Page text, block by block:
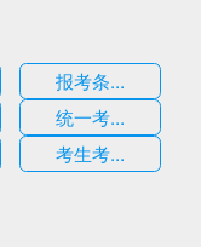
报考条...
统一考...
考生考...